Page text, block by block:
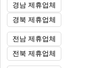
경남 제휴업체
경북 제휴업체
전남 제휴업체
전북 제휴업체